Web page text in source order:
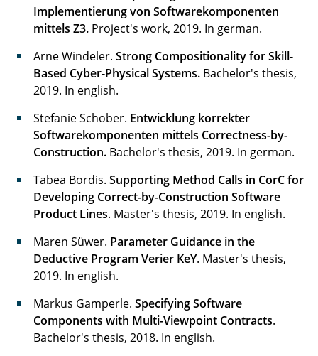
Implementierung von Softwarekomponenten
mittels Z3. Project's work, 2019. In german.
Arne Windeler. Strong Compositionality for Skill-
Based Cyber-Physical Systems. Bachelor's thesis,
2019. In english.
Stefanie Schober. Entwicklung korrekter
Softwarekomponenten mittels Correctness-by-
Construction. Bachelor's thesis, 2019. In german.
Tabea Bordis. Supporting Method Calls in CorC for
Developing Correct-by-Construction Software
Product Lines. Master's thesis, 2019. In english.
Maren Süwer. Parameter Guidance in the
Deductive Program Verier KeY. Master's thesis,
2019. In english.
Markus Gamperle. Specifying Software
Components with Multi-Viewpoint Contracts.
Bachelor's thesis, 2018. In english.